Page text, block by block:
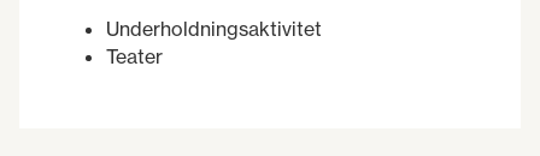
Underholdningsaktivitet
Teater